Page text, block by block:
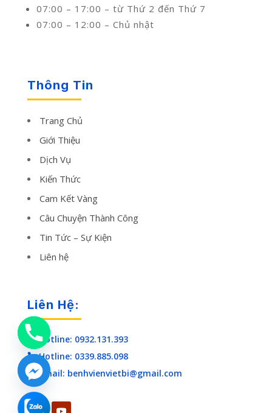
07:00 – 17:00 – từ Thứ 2 đến Thứ 7
07:00 – 12:00 – Chủ nhật
Thông Tin
Trang Chủ
Giới Thiệu
Dịch Vụ
Kiến Thức
Cam Kết Vàng
Câu Chuyện Thành Công
Tin Tức – Sự Kiện
Liên hệ
Liên Hệ:
 Hotline: 0932.131.393
 Hotline: 0339.885.098
 Email: benhvienvietbi@gmail.com